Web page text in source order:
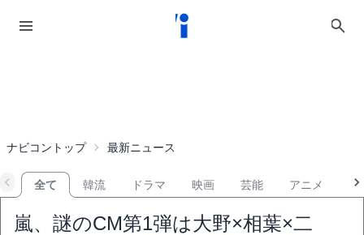
ナビコントップ 最新ニュース
全て 韓流 ドラマ 映画 芸能 アニメ
嵐、謎のCM第1弾は大野×相葉×二